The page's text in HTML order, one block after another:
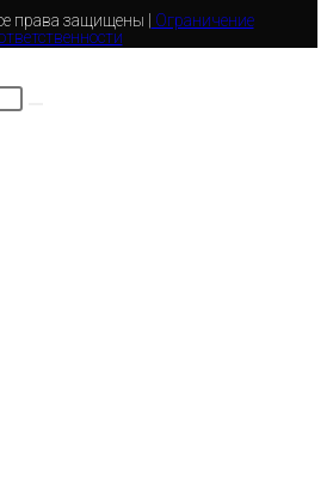
права защищены |
Ограничение